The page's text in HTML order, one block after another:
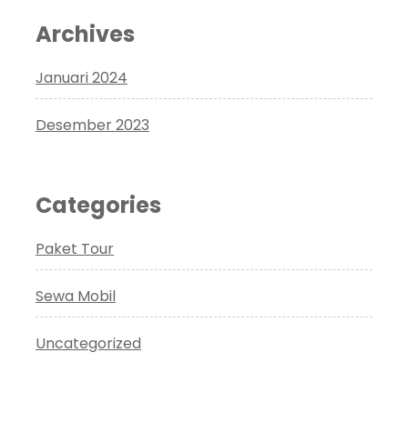
Archives
Januari 2024
Desember 2023
Categories
Paket Tour
Sewa Mobil
Uncategorized